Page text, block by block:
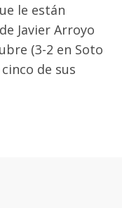
le están
Javier Arroyo
(3-2 en Soto
de sus